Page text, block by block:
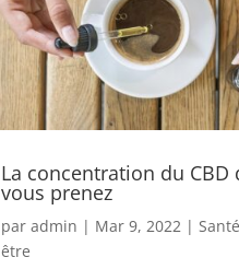
La concentration du CBD
vous prenez
par admin | Mar 9, 2022|
être